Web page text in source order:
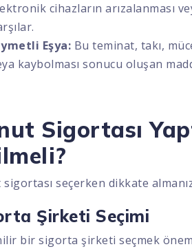
cihazların arızalanması
Eşya: Bu teminat, takı,
kaybolması sonucu oluşan
Sigortası
sigortası seçerken dikkate
Şirketi Seçimi
bir sigorta şirketi seçmek